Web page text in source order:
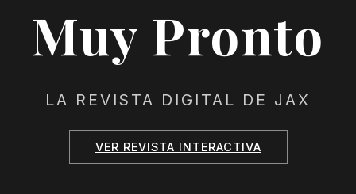
Muy Pronto
LA REVISTA DIGITAL DE JAX
VER REVISTA INTERACTIVA